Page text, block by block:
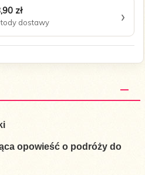
zł
dostawy ›
opowieść o podróży do